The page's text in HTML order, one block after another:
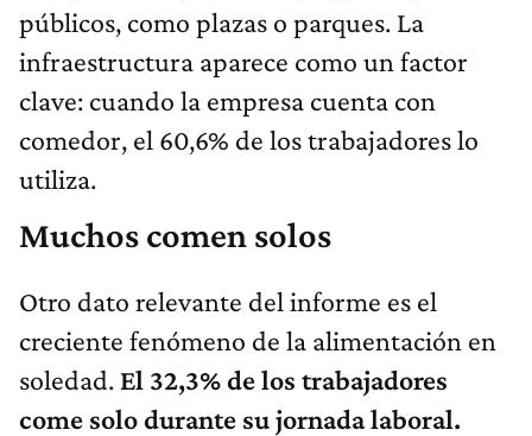
públicos, como plazas o parques. La
infraestructura aparece como un factor
clave: cuando la empresa cuenta con
comedor, el 60,6% de los trabajadores lo
utiliza.
Muchos comen solos
Otro dato relevante del informe es el
creciente fenómeno de la alimentación en
soledad. El 32,3% de los trabajadores
come solo durante su jornada laboral.